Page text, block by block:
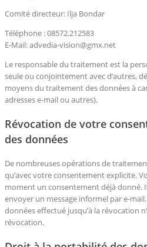
Comité directeur: Ilja Bondar
Téléphone : 08572.212583
E-Mail: advedia-vision@gmx.net
Le responsable du traitement est la
seule ou conjointement avec d’autres,
moyens du traitement des données à
adresses e-mail ou autres).
Révocation de votre
des données
De nombreuses opérations de
qu’avec votre consentement explicite.
moment un consentement déjà donné.
envoyer un message informel par e-
données effectué jusqu’à la révocation
révocation.